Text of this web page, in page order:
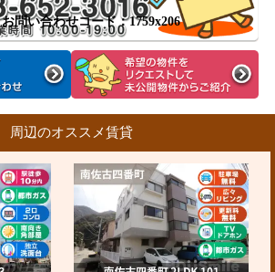
お問い合わせコード：1759x206
周辺のオススメ賃貸